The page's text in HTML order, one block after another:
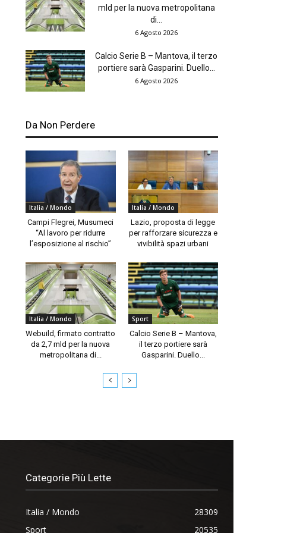
mld per la nuova metropolitana
di...
6 Agosto 2026
Calcio Serie B – Mantova, il terzo
portiere sarà Gasparini. Duello...
6 Agosto 2026
Da Non Perdere
Italia / Mondo
Campi Flegrei, Musumeci
“Al lavoro per ridurre
l’esposizione al rischio”
Italia / Mondo
Lazio, proposta di legge
per rafforzare sicurezza e
vivibilità spazi urbani
Italia / Mondo
Webuild, firmato contratto
da 2,7 mld per la nuova
metropolitana di...
Sport
Calcio Serie B – Mantova,
il terzo portiere sarà
Gasparini. Duello...
Categorie Più Lette
Italia / Mondo
28309
Sport
20535